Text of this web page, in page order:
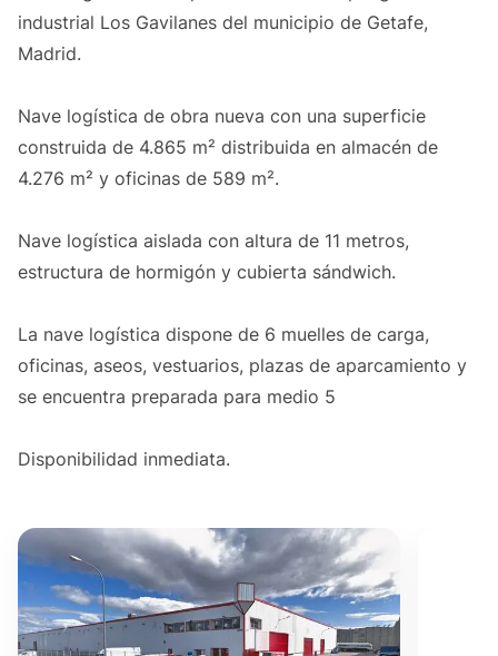
industrial Los Gavilanes del municipio de Getafe,
Madrid.
Nave logística de obra nueva con una superficie
construida de 4.865 m² distribuida en almacén de
4.276 m² y oficinas de 589 m².
Nave logística aislada con altura de 11 metros,
estructura de hormigón y cubierta sándwich.
La nave logística dispone de 6 muelles de carga,
oficinas, aseos, vestuarios, plazas de aparcamiento y
se encuentra preparada para medio 5
Disponibilidad inmediata.